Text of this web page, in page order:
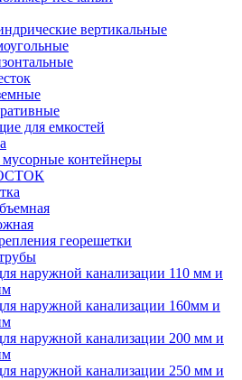
вертикальные
для емкостей
контейнеры
георешетки
наружной канализации 110 мм и
наружной канализации 160мм и
наружной канализации 200 мм и
наружной канализации 250 мм и